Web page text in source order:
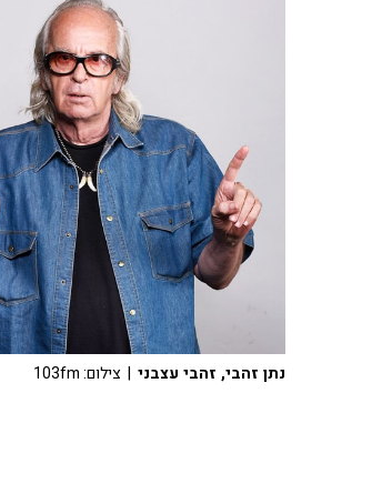
נתן זהבי, זהבי עצבני | צילום: 103fm